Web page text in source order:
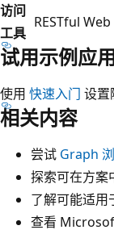
访问
工具
RESTful
试用示例应
使用 快速入门 设置
相关内容
尝试 Graph
探索可在方案
了解可能适用
查看